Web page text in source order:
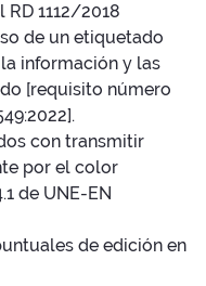
1112/2018
de un etiquetado
información y las
[requisito número
con transmitir
por el color
de UNE-EN
de edición en